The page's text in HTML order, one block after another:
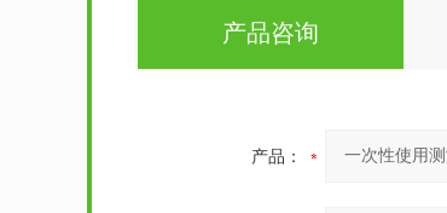
产品咨询
产品：